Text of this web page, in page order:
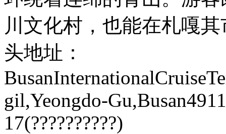
川文化村，也能在札嘎
头地址：
gil,Yeongdo-
17(??????????)